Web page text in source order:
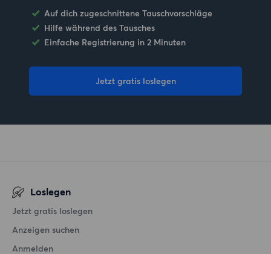
Auf dich zugeschnittene Tauschvorschläge
Hilfe während des Tausches
Einfache Registrierung in 2 Minuten
Jetzt gratis loslegen
Loslegen
Jetzt gratis loslegen
Anzeigen suchen
Anmelden